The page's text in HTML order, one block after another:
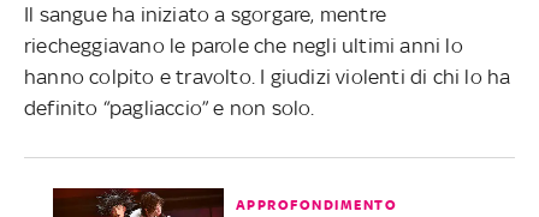
Il sangue ha iniziato a sgorgare, mentre
riecheggiavano le parole che negli ultimi anni lo
hanno colpito e travolto. I giudizi violenti di chi lo ha
definito “pagliaccio” e non solo.
APPROFONDIMENTO